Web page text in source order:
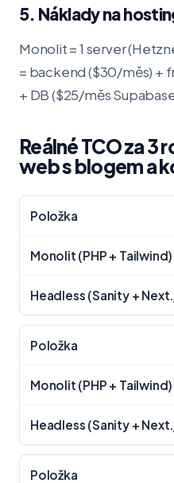
5. Náklady na
Monolit = 1 server
= backend ($30/měs) +
+ DB ($25/měs
Reálné TCO za 3
web s blogem a